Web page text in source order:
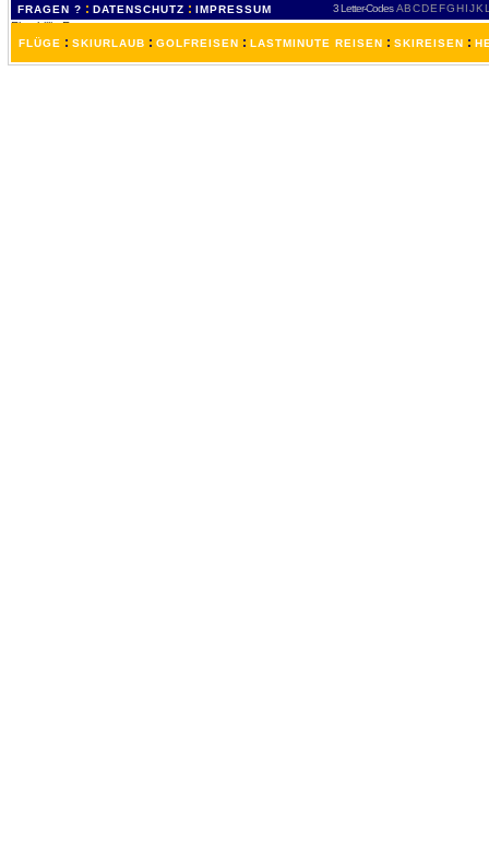
FRAGEN ? : DATENSCHUTZ : IMPRESSUM 3 Letter-Codes ABCDEFGH IJKL
FLÜGE : SKIURLAUB : GOLFREISEN : LASTMINUTE REISEN : SKIREISEN :